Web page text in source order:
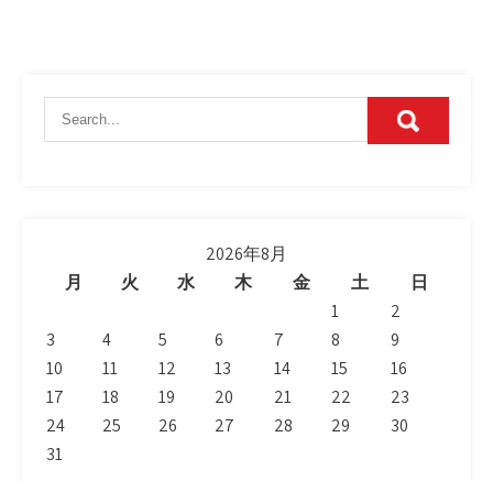
2026年8月
月
火 水 木 金 土
日
1
2
3
4 5 6 7 8
9
10
11 12 13 14 15
16
17
18 19 20 21 22
23
24
25 26 27 28 29
30
31